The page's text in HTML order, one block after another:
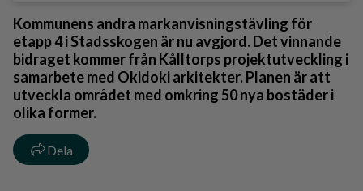
Kommunens andra markanvisningstävling för
etapp 4 i Stadsskogen är nu avgjord. Det vinnande
bidraget kommer från Kålltorps projektutveckling i
samarbete med Okidoki arkitekter. Planen är att
utveckla området med omkring 50 nya bostäder i
olika former.
Dela